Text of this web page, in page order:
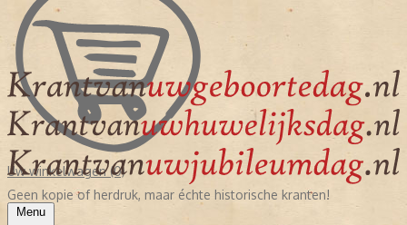
Uw winkelwagen (0)
Geen kopie of herdruk, maar échte historische kranten!
Menu